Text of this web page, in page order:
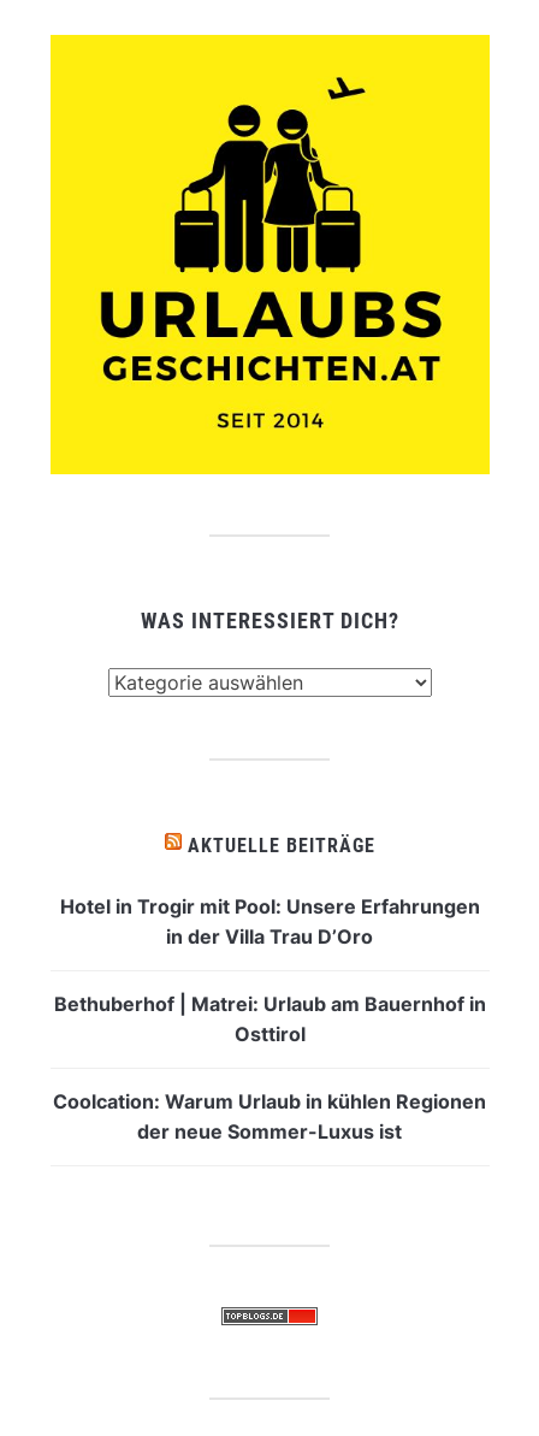
WAS INTERESSIERT DICH?
AKTUELLE BEITRÄGE
Hotel in Trogir mit Pool: Unsere Erfahrungen
in der Villa Trau D’Oro
Bethuberhof | Matrei: Urlaub am Bauernhof in
Osttirol
Coolcation: Warum Urlaub in kühlen Regionen
der neue Sommer-Luxus ist